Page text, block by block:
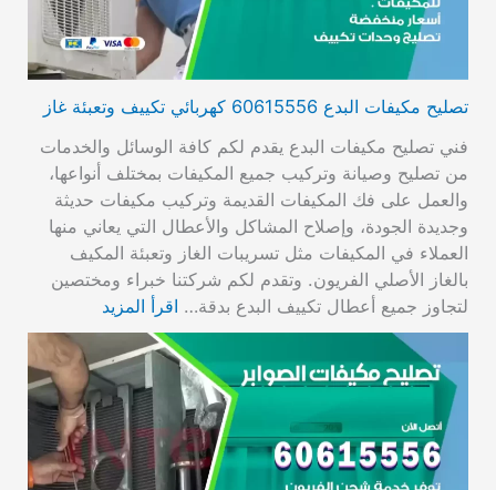
تصليح مكيفات البدع 60615556 كهربائي تكييف وتعبئة غاز
فني تصليح مكيفات البدع يقدم لكم كافة الوسائل والخدمات
من تصليح وصيانة وتركيب جميع المكيفات بمختلف أنواعها،
والعمل على فك المكيفات القديمة وتركيب مكيفات حديثة
وجديدة الجودة، وإصلاح المشاكل والأعطال التي يعاني منها
العملاء في المكيفات مثل تسريبات الغاز وتعبئة المكيف
بالغاز الأصلي الفريون. وتقدم لكم شركتنا خبراء ومختصين
لتجاوز جميع أعطال تكييف البدع بدقة… اقرأ المزيد